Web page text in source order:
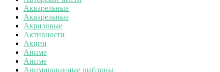
Акварельные
Акварельные
Акриловые
Активности
Акции
Аниме
Аниме
Анимированные шаблоны